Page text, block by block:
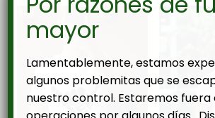
mayor
Lamentablemente, estamos
algunos problemitas que se
nuestro control. Estaremos fuera